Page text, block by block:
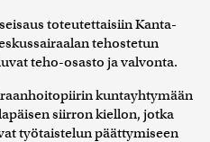
toteutettaisiin Kanta-
tehostetun
teho-osasto ja valvonta.
kuntayhtymään
siirron kiellon, jotka
työtaistelun päättymiseen